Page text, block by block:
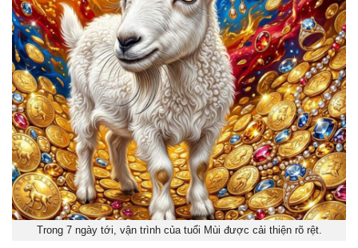
Trong 7 ngày tới, vận trình của tuổi Mùi được cải thiện rõ rệt.